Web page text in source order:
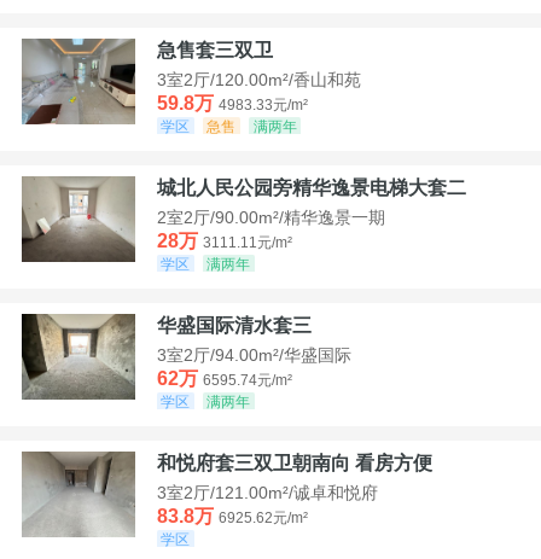
急售套三双卫
3室2厅/120.00m²/香山和苑
59.8万 4983.33元/m²
学区
急售 满两年
城北人民公园旁精华逸景电梯大套二
2室2厅/90.00m²/精华逸景一期
28万 3111.11元/m²
学区
满两年
华盛国际清水套三
3室2厅/94.00m²/华盛国际
62万 6595.74元/m²
学区
满两年
和悦府套三双卫朝南向 看房方便
3室2厅/121.00m²/诚卓和悦府
83.8万 6925.62元/m²
学区